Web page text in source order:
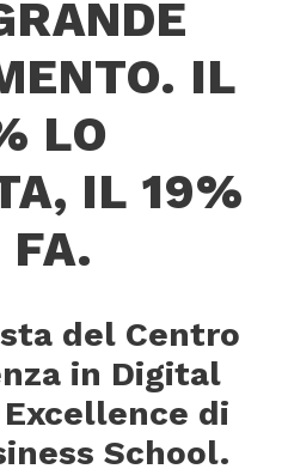
IL
LO
IL 19%
FA.
del Centro
in Digital
di
School.